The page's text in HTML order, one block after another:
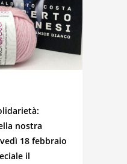
nostra
18 febbraio
il